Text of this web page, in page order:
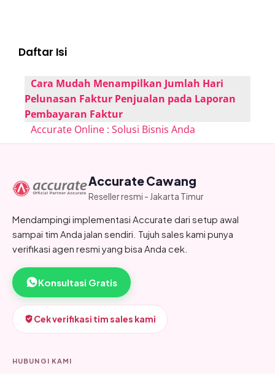
Daftar Isi
Cara Mudah Menampilkan Jumlah Hari
Pelunasan Faktur Penjualan pada Laporan
Pembayaran Faktur
Accurate Online : Solusi Bisnis Anda
Accurate Cawang
Reseller resmi - Jakarta Timur
Mendampingi implementasi Accurate dari setup awal
sampai tim Anda jalan sendiri. Tujuh sales kami punya
verifikasi agen resmi yang bisa Anda cek.
Konsultasi Gratis
Cek verifikasi tim sales kami
HUBUNGI KAMI